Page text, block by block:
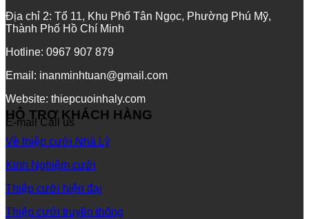
Địa chỉ 2: Tổ 11, Khu Phố Tân Ngọc, Phường Phú Mỹ,
Thành Phố Hồ Chí Minh
Hotline: 0967 907 879
Email: inanminhtuan@gmail.com
Website: thiepcuoinhaly.com
E-mail Call us
HỖ TRỢ KHÁCH HÀNG
Về thiệp cưới Nhà Lỳ
Kinh Nghiệm cưới
Thiệp cưới hiện đại
Thiệp cưới truyền thống